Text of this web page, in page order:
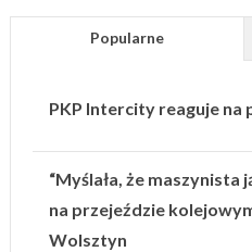
Popularne
PKP Intercity reaguje na
“Myślała, że maszynista
na przejeździe
Wolsztyn